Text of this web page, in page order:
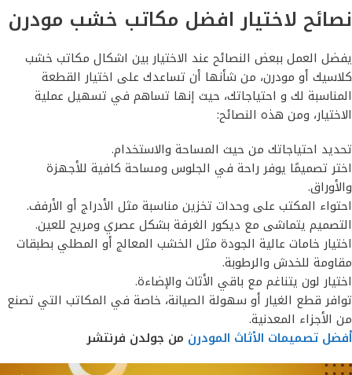
نصائح لاختيار افضل مكاتب خشب مودرن
يفضل العمل ببعض النصائح عند الاختيار بين اشكال مكاتب خشب
كلاسيك أو مودرن، من شأنها أن تساعدك على اختيار القطعة
المناسبة لك و احتياجاتك، حيث إنها تساهم في تسهيل عملية
الاختيار، ومن هذه النصائح:
تحديد احتياجاتك من حيث المساحة والاستخدام.
اختر تصميمًا يوفر راحة في الجلوس ومساحة كافية للأجهزة
والأوراق.
احتواء المكتب على وحدات تخزين مناسبة مثل الأدراج أو الأرفف.
التصميم يتماشى مع ديكور الغرفة بشكل عصري ومريح للعين.
اختيار خامات عالية الجودة مثل الخشب المعالج أو المطلي بطبقات
مقاومة للخدش والرطوبة.
اختيار لون يتناغم مع باقي الأثاث والإضاءة.
توافر قطع الغيار أو سهولة الصيانة، خاصة في المكاتب التي تصنع
من الأجزاء المعدنية.
أفضل تصميمات الأثاث المودرن من جولدن فرنتشر